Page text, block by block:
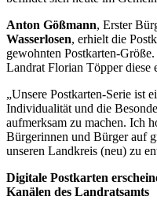
Anton Gößmann, Erster
Wasserlosen, erhielt die
gewohnten Postkarten-
Landrat Florian Töpper diese
„Unsere Postkarten-Serie ist
Individualität und die
aufmerksam zu machen. Ich
Bürgerinnen und Bürger auf
unseren Landkreis (neu) zu
Digitale Postkarten
Kanälen des Landratsamts